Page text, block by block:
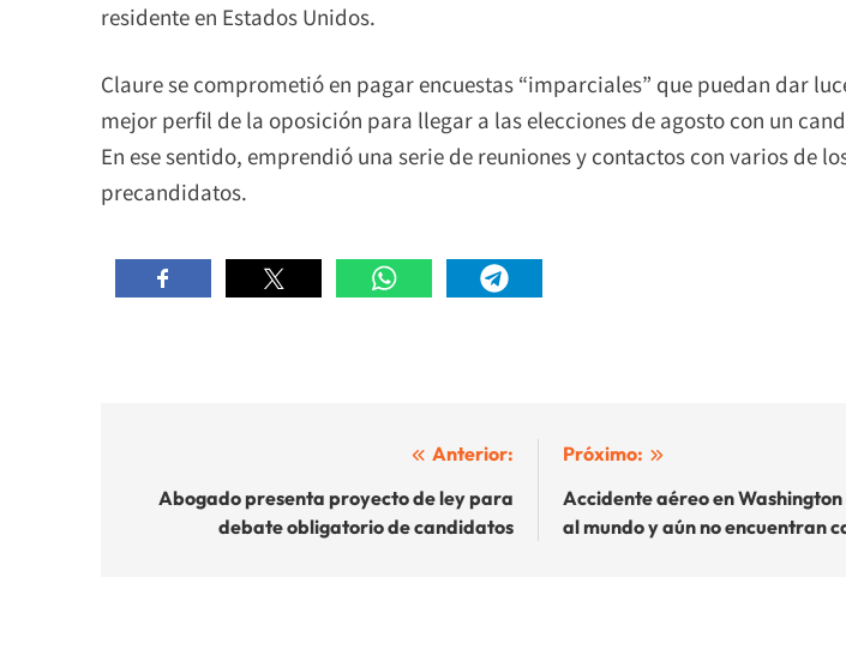
residente en Estados Unidos.
Claure se comprometió en pagar encuestas “imparciales” que puedan dar
mejor perfil de la oposición para llegar a las elecciones de agosto con un
En ese sentido, emprendió una serie de reuniones y contactos con varios de
precandidatos.
entradas
Anterior:
Abogado presenta proyecto de ley para
debate obligatorio de candidatos
Próximo:
Accidente aéreo en
al mundo y aún no encuentran